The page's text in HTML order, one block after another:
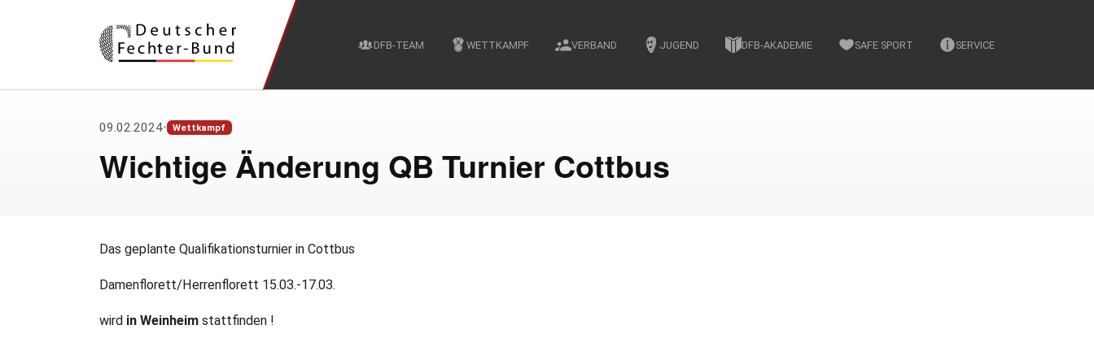
DFB-TEAM WETTKAMPF VERBAND JUGEND DFB-AKADEMIE SAFE SPORT SERVICE
09.02.2024• Wettkampf
Wichtige Änderung QB Turnier Cottbus
Das geplante Qualifikationsturnier in Cottbus
Damenflorett/Herrenflorett 15.03.-17.03.
wird in Weinheim stattfinden !